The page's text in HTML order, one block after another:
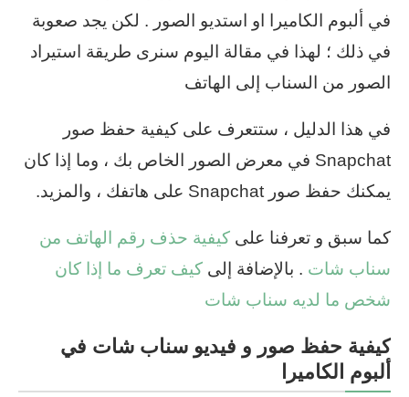
في ألبوم الكاميرا او استديو الصور . لكن يجد صعوبة
في ذلك ؛ لهذا في مقالة اليوم سنرى طريقة استيراد
الصور من السناب إلى الهاتف
في هذا الدليل ، ستتعرف على كيفية حفظ صور
Snapchat في معرض الصور الخاص بك ، وما إذا كان
يمكنك حفظ صور Snapchat على هاتفك ، والمزيد.
كما سبق و تعرفنا على كيفية حذف رقم الهاتف من
سناب شات . بالإضافة إلى كيف تعرف ما إذا كان
شخص ما لديه سناب شات
كيفية حفظ صور و فيديو سناب شات في
ألبوم الكاميرا